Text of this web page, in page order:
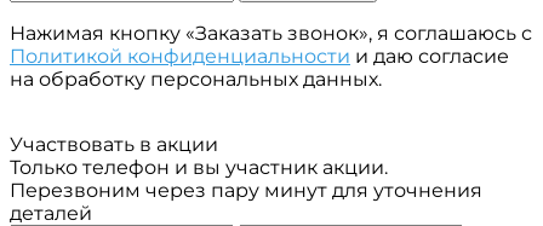
Нажимая кнопку «Заказать звонок», я соглашаюсь с
Политикой конфиденциальности и даю согласие
на обработку персональных данных.
Участвовать в акции
Только телефон и вы участник акции.
Перезвоним через пару минут для уточнения
деталей